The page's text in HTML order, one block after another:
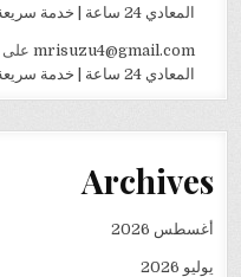
المعادي 24 ساعة | خدمة سريعة وآمنة
mrisuzu4@gmail.comعلى
المعادي 24 ساعة | خدمة سريعة وآمنة
Archives
أغسطس 2026
يوليو 2026